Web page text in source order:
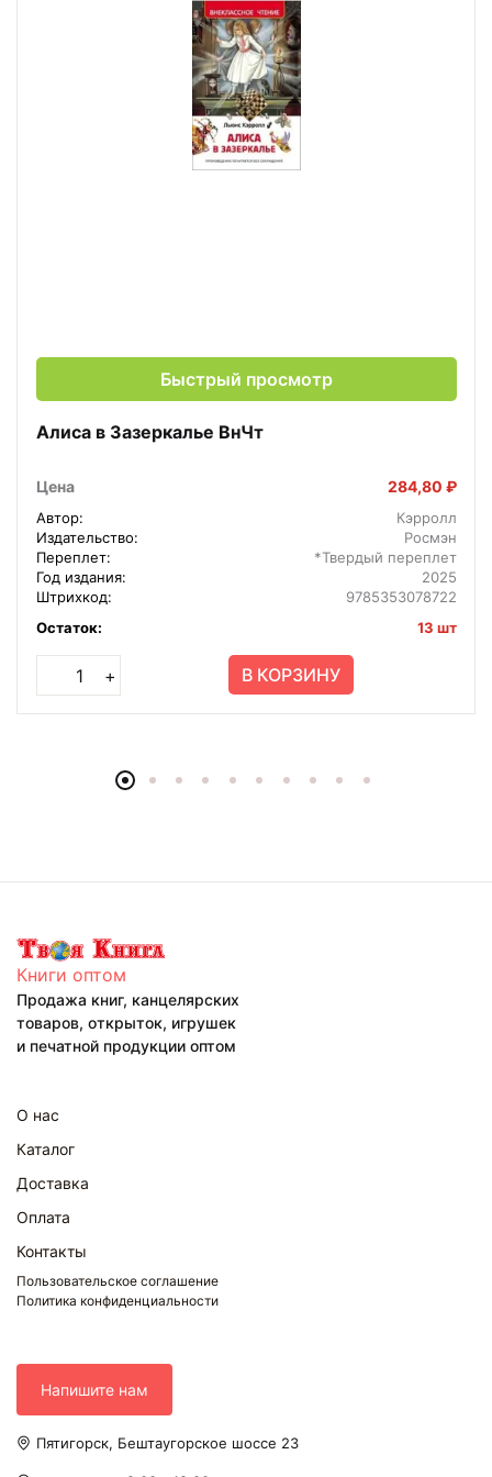
Быстрый просмотр
Алиса в Зазеркалье ВнЧт
Цена 284,80 ₽
Автор:
Кэрролл
Издательство:
Росмэн
Переплет:
*Твердый переплет
Год издания:
2025
Штрихкод:
9785353078722
Остаток:
13 шт
+ В КОРЗИНУ
Книги оптом
Продажа книг, канцелярских
товаров, открыток, игрушек
и печатной продукции оптом
О нас
Каталог
Доставка
Оплата
Контакты
Пользовательское соглашение
Политика конфиденциальности
Напишите нам
Пятигорск, Бештаугорское шоссе 23